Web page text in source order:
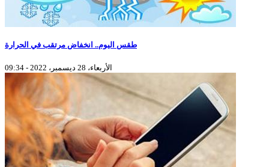
طقس اليوم.. انخفاض مرتقب في الحرارة
الأربعاء، 28 ديسمبر، 2022 - 09:34